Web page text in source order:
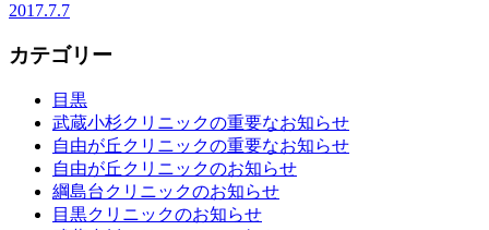
2017.7.7
カテゴリー
目黒
武蔵小杉クリニックの重要なお知らせ
自由が丘クリニックの重要なお知らせ
自由が丘クリニックのお知らせ
綱島台クリニックのお知らせ
目黒クリニックのお知らせ